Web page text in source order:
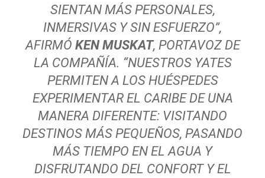
SIENTAN MÁS PERSONALES,
INMERSIVAS Y SIN ESFUERZO”,
AFIRMÓ KEN MUSKAT, PORTAVOZ DE
LA COMPAÑÍA. “NUESTROS YATES
PERMITEN A LOS HUÉSPEDES
EXPERIMENTAR EL CARIBE DE UNA
MANERA DIFERENTE: VISITANDO
DESTINOS MÁS PEQUEÑOS, PASANDO
MÁS TIEMPO EN EL AGUA Y
DISFRUTANDO DEL CONFORT Y EL